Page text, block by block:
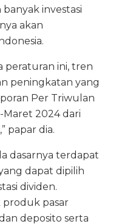
investasi
akan
peraturan ini, tren
peningkatan yang
Per Triwulan
Maret 2024 dari
papar dia.
dasarnya terdapat
dapat dipilih
dividen.
pasar
deposito serta